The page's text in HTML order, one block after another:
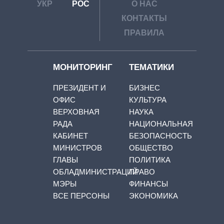
УКР РОС
О НАС
КОНТАКТЫ
ПРАВИЛА
МОНИТОРИНГ
ПРЕЗИДЕНТ И
ОФИС
ВЕРХОВНАЯ
РАДА
КАБИНЕТ
МИНИСТРОВ
ГЛАВЫ
ОБЛАДМИНИСТРАЦИЙ
МЭРЫ
ВСЕ ПЕРСОНЫ
ТЕМАТИКИ
БИЗНЕС
КУЛЬТУРА
НАУКА
НАЦИОНАЛЬНАЯ
БЕЗОПАСНОСТЬ
ОБЩЕСТВО
ПОЛИТИКА
ПРАВО
ФИНАНСЫ
ЭКОНОМИКА